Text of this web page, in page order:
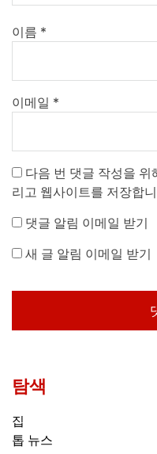
이름 *
이메일 *
다음 번 댓글 작성을 위
리고 웹사이트를 저장합
댓글 알림 이메일 받기
새 글 알림 이메일 받기
탐색
집
톱 뉴스